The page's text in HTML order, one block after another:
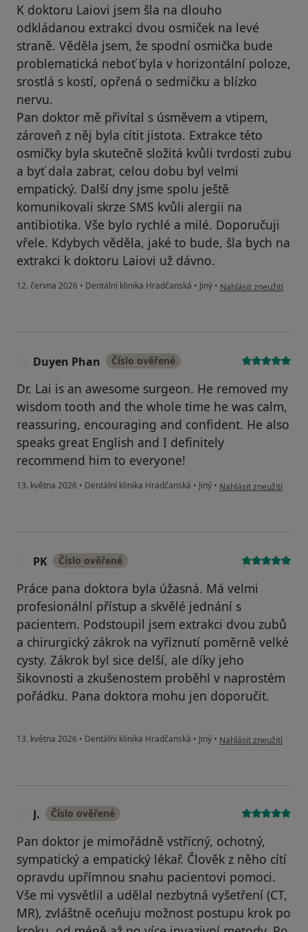
K doktoru Laiovi jsem šla na dlouho
odkládanou extrakci dvou osmiček na levé
straně. Věděla jsem, že spodní osmička bude
problematická neboť byla v horizontální poloze,
srostlá s kostí, opřená o sedmičku a blízko
nervu.
Pan doktor mě přivítal s úsměvem a vtipem,
zároveň z něj byla cítit jistota. Extrakce této
osmičky byla skutečně složitá kvůli tvrdosti zubu
a byť dala zabrat, celou dobu byl velmi
empatický. Další dny jsme spolu ještě
komunikovali skrze SMS kvůli alergii na
antibiotika. Vše bylo rychlé a milé. Doporučuji
vřele. Kdybych věděla, jaké to bude, šla bych na
extrakci k doktoru Laiovi už dávno.
12. června 2026 • Dentální klinika Hradčanská • Jiný • podle názoru uživatele
Nahlásit zneužití
Duyen Phan Číslo ověřené
Dr. Lai is an awesome surgeon. He removed my
wisdom tooth and the whole time he was calm,
reassuring, encouraging and confident. He also
speaks great English and I definitely
recommend him to everyone!
13. května 2026 • Dentální klinika Hradčanská • Jiný • podle názoru uživatele
Nahlásit zneužití
PK Číslo ověřené
Práce pana doktora byla úžasná. Má velmi
profesionální přístup a skvělé jednání s
pacientem. Podstoupil jsem extrakci dvou zubů
a chirurgický zákrok na vyříznutí poměrně velké
cysty. Zákrok byl sice delší, ale díky jeho
šikovnosti a zkušenostem proběhl v naprostém
pořádku. Pana doktora mohu jen doporučit.
13. května 2026 • Dentální klinika Hradčanská • Jiný • podle názoru uživatele
Nahlásit zneužití
J. Číslo ověřené
Pan doktor je mimořádně vstřícný, ochotný,
sympatický a empatický lékař. Člověk z něho cítí
opravdu upřímnou snahu pacientovi pomoci.
Vše mi vysvětlil a udělal nezbytná vyšetření (CT,
MR), zvláštně oceňuju možnost postupu krok po